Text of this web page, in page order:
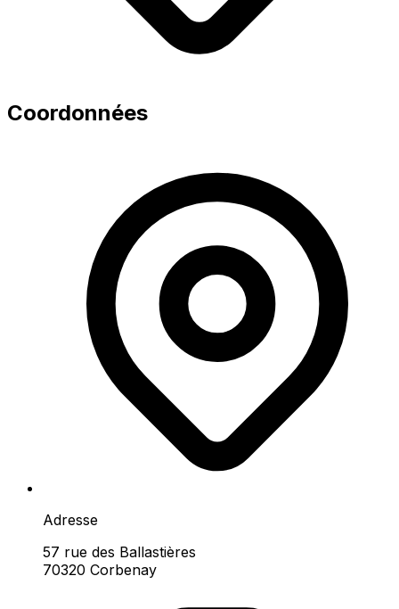
Coordonnées
Adresse
57 rue des Ballastières
70320 Corbenay